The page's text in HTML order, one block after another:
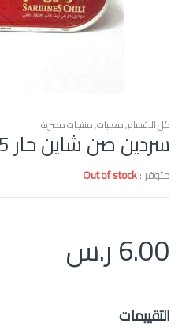
كل الاقسام,معلبات,منتجات مصرية
سردين صن شاين حار 125 جرام
متوفر :Out of stock
6.00ر.س
التقييمات